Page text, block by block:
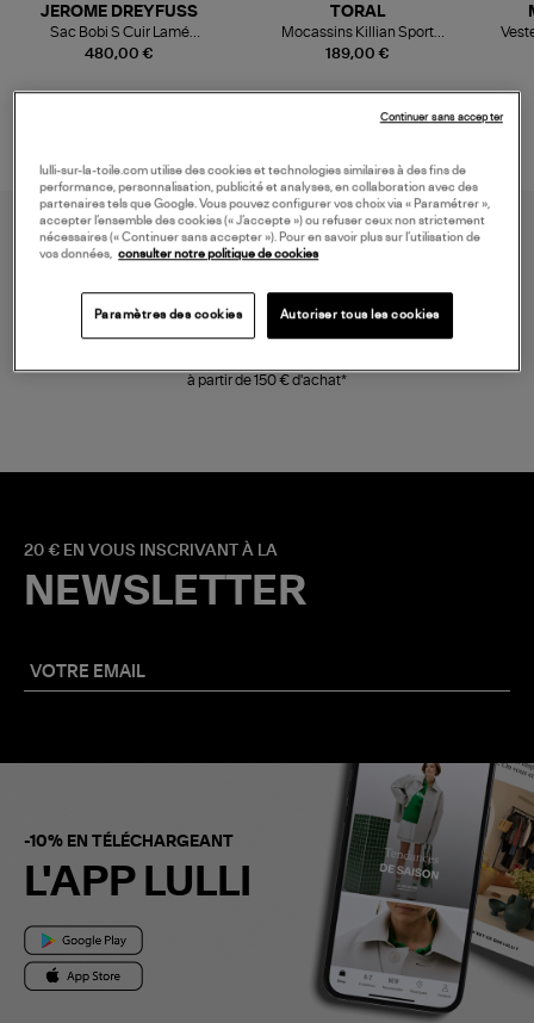
480,00 €
JEROME DREYFUSS
Sac Bobi S Cuir Lamé
Champagne
189,00 €
TORAL
Mocassins Killian Sport
Mousse
à partir de 150 € d'achat*
20 € EN VOUS INSCRIVANT À LA
NEWSLETTER
-10% EN TÉLÉCHARGEANT
L'APP LULLI
lulli-sur-la-toile.com utilise des cookies et technologies similaires à des fins de
performance, personnalisation, publicité et analyses, en collaboration avec des
partenaires tels que Google. Vous pouvez configurer vos choix via « Paramétrer »,
accepter l’ensemble des cookies (« J’accepte ») ou refuser ceux non strictement
nécessaires (« Continuer sans accepter »). Pour en savoir plus sur l’utilisation de
vos données, consulter notre politique de cookies
Paramètres des cookies Autoriser tous les cookies
Continuer sans accepter